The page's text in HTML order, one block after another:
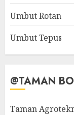
Umbut Rotan
Umbut Tepus
@TAMAN
Taman